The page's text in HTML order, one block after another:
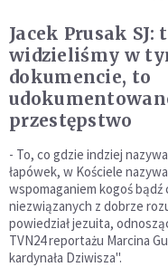
Jacek Prusak SJ:
widzieliśmy w
dokumencie, to
przestępstwo
- To, co gdzie indziej
łapówek, w Kościele
wspomaganiem kogoś bądź
niezwiązanych z dobrze
powiedział jezuita,
TVN24 reportażu Marcina
kardynała Dziwisza".